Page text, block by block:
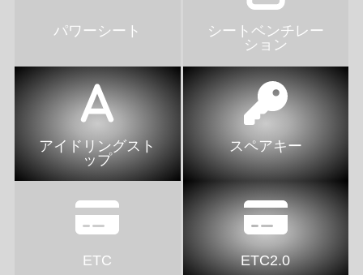
パワーシート
シートベンチレー
ション
アイドリングスト
ップ
スペアキー
ETC ETC2.0